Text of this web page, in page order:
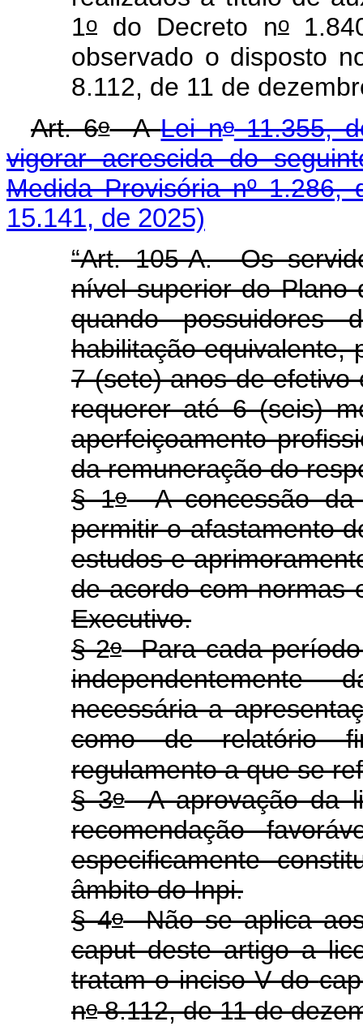
1o do Decreto no
observado o disposto
8.112, de 11 de
Art. 6oALei no11.355,
vigorar acrescida do
Medida Provisória nº 1.286,
15.141, de 2025)
“Art. 105-A. Os
nível superior do Plano
quando
habilitação equivalente,
7 (sete) anos de efetivo
requerer até 6 (seis)
aperfeiçoamento
da remuneração do
§ 1oA concessão da
permitir o afastamento
estudos e
de acordo com normas
Executivo.
§ 2oPara cada período
necessária a
como de relatório
regulamento a que se
§ 3oA aprovação da
recomendação
especificamente
âmbito do Inpi.
§ 4oNão se aplica
caputdeste artigo a
tratam o inciso V do
no8.112, de 11 de